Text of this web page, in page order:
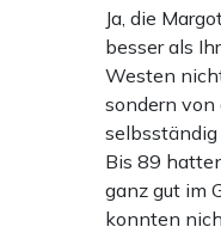
Ja, die
besser als
Westen
sondern von
Bis 89
ganz gut im
konnten